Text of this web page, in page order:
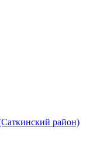
район)